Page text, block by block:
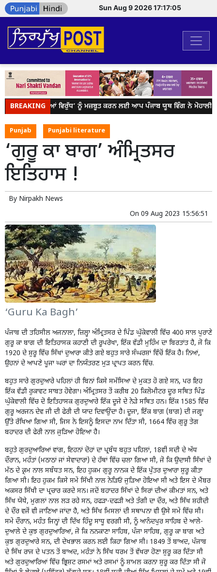
Sun Aug 9 2026 17:17:05
BREAKING
ਯੁੱਧ ਨਸ਼ਿਆਂ ਵਿਰੁੱਧ’ ਨੂੰ ਮਜ਼ਬੂਤ ਕਰਨ ਲਈ ਆਪ ਪੰਜਾਬ ਯੂਥ ਵਿੰਗ ਨੇ ਮੋਹਾਲੀ
Punjab Punjabi literature
‘ਗੁਰੂ ਕਾ ਬਾਗ’ ਅੰਮ੍ਰਿਤਸਰ
ਇਤਿਹਾਸ !
By Nirpakh News
On 09 Aug 2023 15:56:51
‘Guru Ka Bagh’
ਪੰਜਾਬ ਦੀ ਤਹਿਸੀਲ ਅਜਨਾਲਾ, ਜ਼ਿਲ੍ਹਾ ਅੰਮ੍ਰਿਤਸਰ ਦੇ ਪਿੰਡ ਘੁੱਕੇਵਾਲੀ ਵਿੱਚ 400 ਸਾਲ ਪੁਰਾਣੇ
ਗੁਰੂ ਕਾ ਬਾਗ ਦੀ ਇਤਿਹਾਸਕ ਕਹਾਣੀ ਦੀ ਰੂਪਰੇਖਾ, ਇੱਕ ਵੱਡੀ ਮੁਹਿੰਮ ਦਾ ਬਿਰਤਾਂਤ ਹੈ, ਜੋ ਕਿ
1920 ਦੇ ਸ਼ੁਰੂ ਵਿੱਚ ਸਿੱਖਾਂ ਦੁਆਰਾ ਕੀਤੇ ਗਏ ਬਹੁਤ ਸਾਰੇ ਸੰਘਰਸ਼ਾਂ ਵਿੱਚੋਂ ਇੱਕ ਹੈ। ਨਿਆਂ,
ਉਹਨਾਂ ਦੇ ਆਪਣੇ ਪੂਜਾ ਘਰਾਂ ਦਾ ਨਿਯੰਤਰਣ ਮੁੜ ਪ੍ਰਾਪਤ ਕਰਨ ਵਿੱਚ.
ਬਹੁਤ ਸਾਰੇ ਗੁਰਦੁਆਰੇ ਪਹਿਲਾਂ ਹੀ ਬਿਨਾਂ ਕਿਸੇ ਸਮੱਸਿਆ ਦੇ ਮੁਕਤ ਹੋ ਗਏ ਸਨ, ਪਰ ਇਹ
ਇੱਕ ਵੱਡੀ ਰੁਕਾਵਟ ਸਾਬਤ ਹੋਵੇਗਾ। ਅੰਮ੍ਰਿਤਸਰ ਤੋਂ ਕਰੀਬ 20 ਕਿਲੋਮੀਟਰ ਦੂਰ ਸਥਿਤ ਪਿੰਡ
ਘੁੱਕੇਵਾਲੀ ਵਿੱਚ ਦੋ ਇਤਿਹਾਸਕ ਗੁਰਦੁਆਰੇ ਇੱਕ ਦੂਜੇ ਦੇ ਨੇੜੇ ਸਥਿਤ ਹਨ। ਇੱਕ 1585 ਵਿੱਚ
ਗੁਰੂ ਅਰਜਨ ਦੇਵ ਜੀ ਦੀ ਫੇਰੀ ਦੀ ਯਾਦ ਦਿਵਾਉਂਦਾ ਹੈ। ਦੂਜਾ, ਇੱਕ ਬਾਗ਼ (ਬਾਗ) ਦੀ ਜਗ੍ਹਾ
ਉੱਤੇ ਰੱਖਿਆ ਗਿਆ ਸੀ, ਜਿਸ ਨੇ ਇਸਨੂੰ ਇਸਦਾ ਨਾਮ ਦਿੱਤਾ ਸੀ, 1664 ਵਿੱਚ ਗੁਰੂ ਤੇਗ
ਬਹਾਦਰ ਦੀ ਫੇਰੀ ਨਾਲ ਜੁੜਿਆ ਹੋਇਆ ਹੈ।
ਬਹੁਤੇ ਗੁਰਦੁਆਰਿਆਂ ਵਾਂਗ, ਇਹਨਾਂ ਦੋਹਾਂ ਦਾ ਪ੍ਰਬੰਧ ਬਹੁਤ ਪਹਿਲਾਂ, 18ਵੀਂ ਸਦੀ ਦੇ ਅੱਧ
ਦੌਰਾਨ, ਮਹੰਤਾਂ (ਮਠਾਠਾਂ ਜਾਂ ਸੇਵਾਦਾਰਾਂ) ਦੇ ਹੱਥਾਂ ਵਿੱਚ ਚਲਾ ਗਿਆ ਸੀ, ਜੋ ਕਿ ਉਦਾਸੀ ਸਿੱਖਾਂ ਦੇ
ਮੱਠ ਦੇ ਕ੍ਰਮ ਨਾਲ ਸਬੰਧਤ ਸਨ, ਇਹ ਹੁਕਮ ਗੁਰੂ ਨਾਨਕ ਦੇ ਇੱਕ ਪੁੱਤਰ ਦੁਆਰਾ ਸ਼ੁਰੂ ਕੀਤਾ
ਗਿਆ ਸੀ। ਇਹ ਹੁਕਮ ਕਿਸੇ ਸਮੇਂ ਸਿੱਖੀ ਨਾਲ ਨੇੜਿਓਂ ਜੁੜਿਆ ਹੋਇਆ ਸੀ ਅਤੇ ਇਸ ਦੇ ਮੈਂਬਰ
ਅਕਸਰ ਸਿੱਖੀ ਦਾ ਪ੍ਰਚਾਰ ਕਰਦੇ ਸਨ। ਜਦੋਂ ਬਹਾਦਰ ਸਿੱਖਾਂ ਦੇ ਸਿਰਾਂ ਦੀਆਂ ਕੀਮਤਾਂ ਸਨ, ਅਤੇ
ਸਿੱਖ ਯੋਧੇ, ਮੁਗਲਾਂ ਨਾਲ ਲੜ ਰਹੇ ਸਨ, ਹਫੜਾ-ਦਫੜੀ ਅਤੇ ਤੰਗੀ ਦਾ ਦੌਰ, ਅਤੇ ਸਿੱਖ ਸ਼ਹੀਦੀ
ਦੇ ਦੌਰ ਵਜੋਂ ਵੀ ਜਾਣਿਆ ਜਾਂਦਾ ਹੈ, ਅਤੇ ਸਿੱਖ ਮਿਸਲਾਂ ਦੀ ਸਥਾਪਨਾ ਵੀ ਉਸੇ ਸਮੇਂ ਵਿੱਚ ਸੀ।
ਸਮੇਂ ਦੌਰਾਨ, ਮਹੰਤ ਜਿਨ੍ਹਾਂ ਦੀ ਦਿੱਖ ਹਿੰਦੂ ਸਾਧੂ ਵਰਗੀ ਸੀ, ਨੂੰ ਆਨੰਦਪੁਰ ਸਾਹਿਬ ਦੇ ਆਲੇ-
ਦੁਆਲੇ ਦੇ ਕੁਝ ਗੁਰਦੁਆਰਿਆਂ, ਜੋ ਕਿ ਨਨਕਾਣਾ ਸਾਹਿਬ, ਪੰਜਾ ਸਾਹਿਬ, ਗੁਰੂ ਕਾ ਬਾਗ ਅਤੇ
ਕੁਝ ਗੁਰਦੁਆਰੇ ਸਨ, ਦੀ ਦੇਖਭਾਲ ਕਰਨ ਲਈ ਕਿਹਾ ਗਿਆ ਸੀ। 1849 ਤੋਂ ਬਾਅਦ, ਪੰਜਾਬ
ਦੇ ਸਿੱਖ ਰਾਜ ਦੇ ਪਤਨ ਤੋਂ ਬਾਅਦ, ਮਹੰਤਾਂ ਨੇ ਸਿੱਖ ਧਰਮ ਤੋਂ ਵੱਖਰਾ ਹੋਣਾ ਸ਼ੁਰੂ ਕਰ ਦਿੱਤਾ ਸੀ
ਅਤੇ ਗੁਰਦੁਆਰਿਆਂ ਵਿੱਚ ਭ੍ਰਿਸ਼ਟ ਰਸਮਾਂ ਅਤੇ ਰਸਮਾਂ ਨੂੰ ਸ਼ਾਮਲ ਕਰਨਾ ਸ਼ੁਰੂ ਕਰ ਦਿੱਤਾ ਸੀ ਜੋ